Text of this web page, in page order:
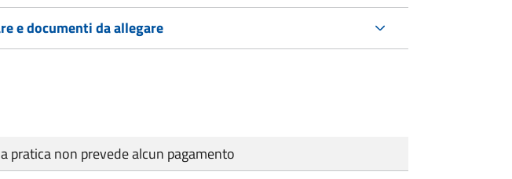
e documenti da allegare
pratica non prevede alcun pagamento